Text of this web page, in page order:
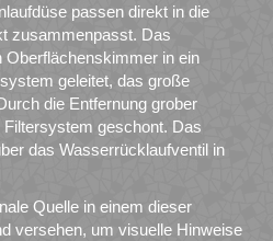
passen direkt in die
zusammenpasst. Das
Oberflächenskimmer in ein
geleitet, das große
die Entfernung grober
geschont. Das
das Wasserrücklaufventil in
Quelle in einem dieser
versehen, um visuelle Hinweise